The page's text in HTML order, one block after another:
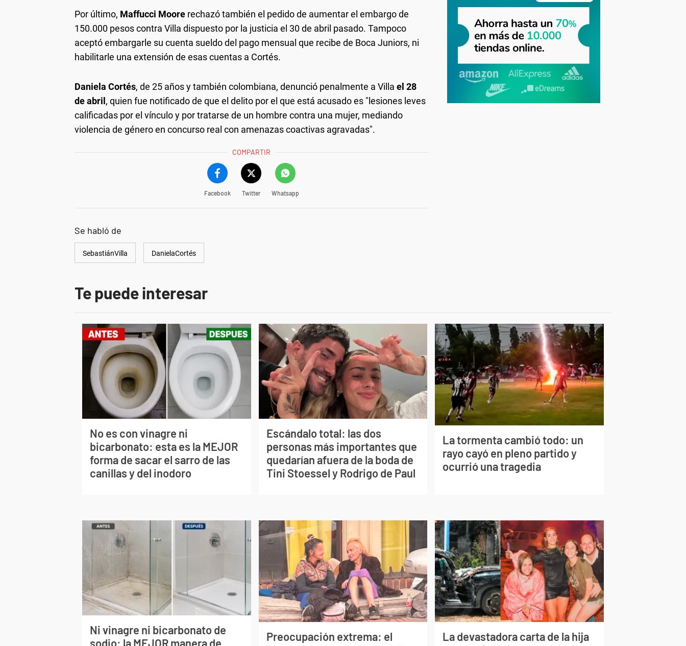
Por último, Maffucci Moore rechazó también el pedido de aumentar el embargo de
150.000 pesos contra Villa dispuesto por la justicia el 30 de abril pasado. Tampoco
aceptó embargarle su cuenta sueldo del pago mensual que recibe de Boca Juniors, ni
habilitarle una extensión de esas cuentas a Cortés.
Daniela Cortés, de 25 años y también colombiana, denunció penalmente a Villa el 28
de abril , quien fue notificado de que el delito por el que está acusado es "lesiones leves
calificadas por el vínculo y por tratarse de un hombre contra una mujer, mediando
violencia de género en concurso real con amenazas coactivas agravadas".
COMPARTIR
Facebook Twitter Whatsapp
Se habló de
SebastiánVilla DanielaCortés
Te puede interesar
No es con vinagre ni
bicarbonato: esta es la MEJOR
forma de sacar el sarro de las
canillas y del inodoro
Escándalo total: las dos
personas más importantes que
quedarían afuera de la boda de
Tini Stoessel y Rodrigo de Paul
La tormenta cambió todo: un
rayo cayó en pleno partido y
ocurrió una tragedia
Ni vinagre ni bicarbonato de
sodio: la MEJOR manera de
Preocupación extrema: el
La devastadora carta de la hija